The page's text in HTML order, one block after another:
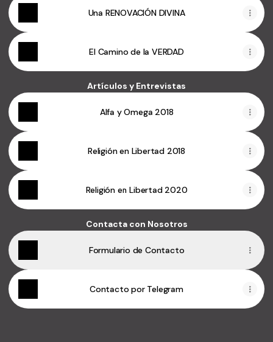
Una RENOVACIÓN DIVINA
El Camino de la VERDAD
Artículos y Entrevistas
Alfa y Omega 2018
Religión en Libertad 2018
Religión en Libertad 2020
Contacta con Nosotros
Formulario de Contacto
Contacto por Telegram